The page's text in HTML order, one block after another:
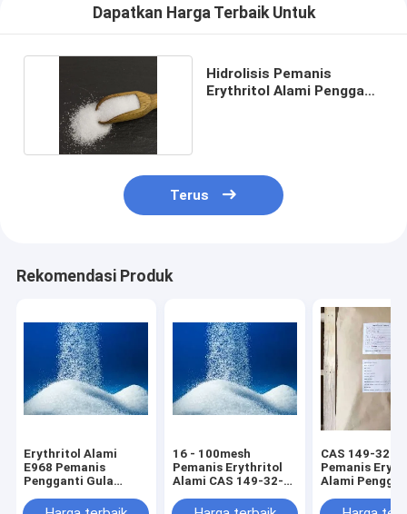
Dapatkan Harga Terbaik Untuk
Hidrolisis Pemanis
Erythritol Alami Pengganti
Terus
Rekomendasi Produk
Erythritol Alami
E968 Pemanis
Pengganti Gula
149-32-6
16 - 100mesh
Pemanis Erythritol
Alami CAS 149-32-6
Tanpa Gula
CAS 149-32-6
Pemanis
Alami
25kgs / Bag